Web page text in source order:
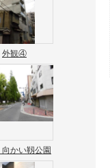
外観④
かい靱公園